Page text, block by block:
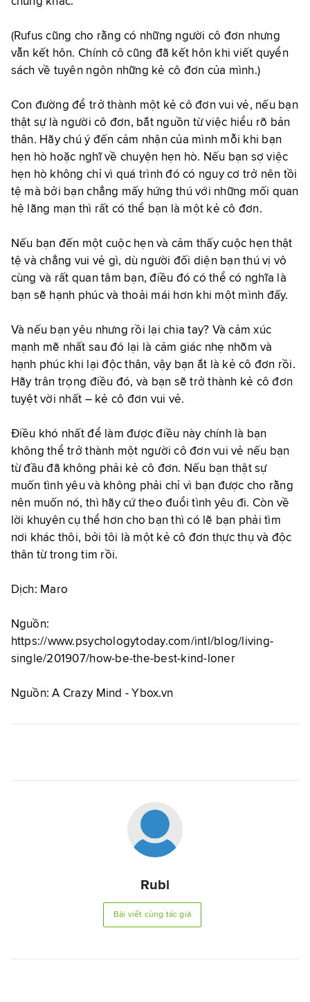
(Rufus cũng cho rằng có những người cô đơn nhưng
vẫn kết hôn. Chính cô cũng đã kết hôn khi viết quyển
sách về tuyên ngôn những kẻ cô đơn của mình.)
Con đường để trở thành một kẻ cô đơn vui vẻ, nếu bạn
thật sự là người cô đơn, bắt nguồn từ việc hiểu rõ bản
thân. Hãy chú ý đến cảm nhận của mình mỗi khi bạn
hẹn hò hoặc nghĩ về chuyện hẹn hò. Nếu bạn sợ việc
hẹn hò không chỉ vì quá trình đó có nguy cơ trở nên tồi
tệ mà bởi bạn chẳng mấy hứng thú với những mối quan
hệ lãng mạn thì rất có thể bạn là một kẻ cô đơn.
Nếu bạn đến một cuộc hẹn và cảm thấy cuộc hẹn thật
tệ và chẳng vui vẻ gì, dù người đối diện bạn thú vị vô
cùng và rất quan tâm bạn, điều đó có thể có nghĩa là
bạn sẽ hạnh phúc và thoải mái hơn khi một mình đấy.
Và nếu bạn yêu nhưng rồi lại chia tay? Và cảm xúc
mạnh mẽ nhất sau đó lại là cảm giác nhẹ nhõm và
hạnh phúc khi lại độc thân, vậy bạn ắt là kẻ cô đơn rồi.
Hãy trân trọng điều đó, và bạn sẽ trở thành kẻ cô đơn
tuyệt vời nhất – kẻ cô đơn vui vẻ.
Điều khó nhất để làm được điều này chính là bạn
không thể trở thành một người cô đơn vui vẻ nếu bạn
từ đầu đã không phải kẻ cô đơn. Nếu bạn thật sự
muốn tình yêu và không phải chỉ vì bạn được cho rằng
nên muốn nó, thì hãy cứ theo đuổi tình yêu đi. Còn về
lời khuyên cụ thể hơn cho bạn thì có lẽ bạn phải tìm
nơi khác thôi, bởi tôi là một kẻ cô đơn thực thụ và độc
thân từ trong tim rồi.
Dịch: Maro
Nguồn:
https://www.psychologytoday.com/intl/blog/living-
single/201907/how-be-the-best-kind-loner
Nguồn: A Crazy Mind - Ybox.vn
Rubi
Bài viết cùng tác giả